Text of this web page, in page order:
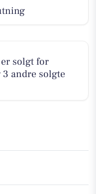
solgt for
3 andre solgte